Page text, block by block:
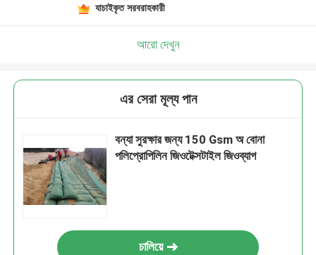
যাচাইকৃত সরবরাহকারী
আরো দেখুন
এর সেরা মূল্য পান
বন্যা সুরক্ষার জন্য 150 Gsm অ বোনা
পলিপ্রোপিলিন জিওটেক্সটাইল জিওব্যাগ
চালিয়ে